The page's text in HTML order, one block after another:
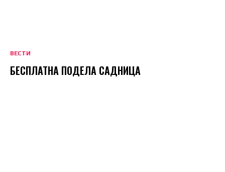
ВЕСТИ
БЕСПЛАТНА ПОДЕЛА САДНИЦА